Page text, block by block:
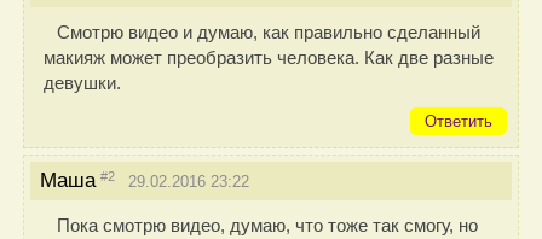
Смотрю видео и думаю, как правильно сделанный
макияж может преобразить человека. Как две разные
девушки.
Ответить
Маша #2 29.02.2016 23:22
Пока смотрю видео, думаю, что тоже так смогу, но